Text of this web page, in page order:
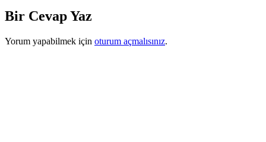
Bir Cevap Yaz
Yorum yapabilmek için oturum açmalısınız.